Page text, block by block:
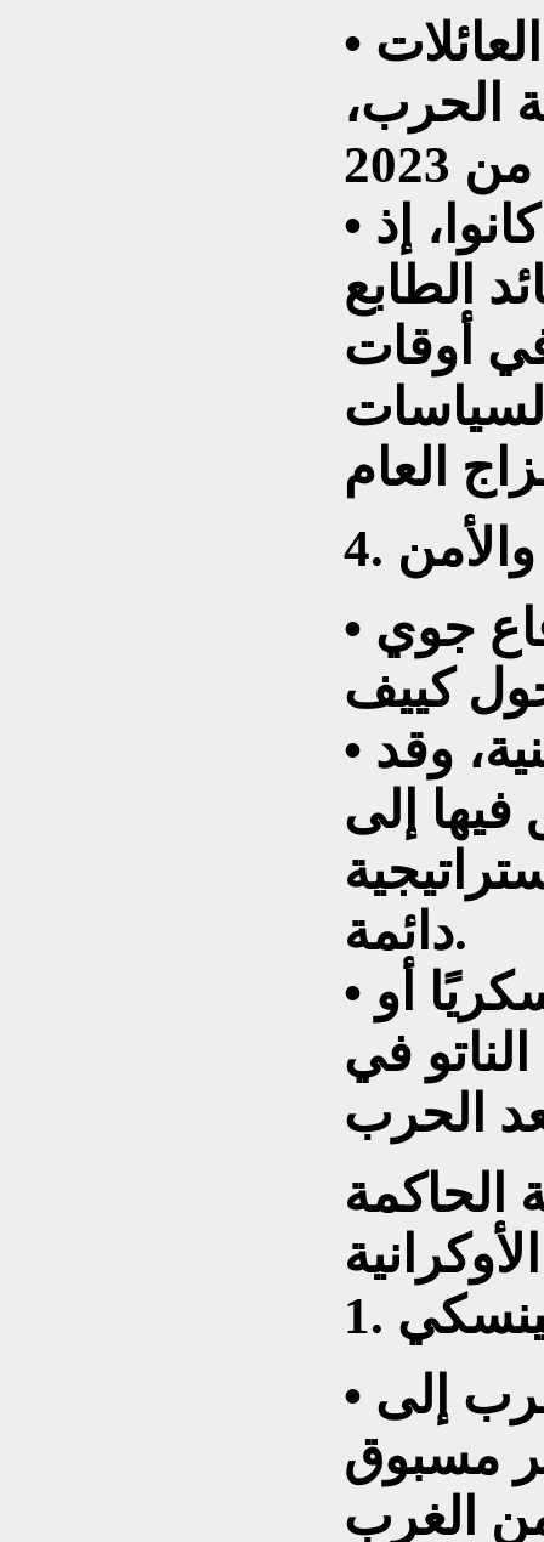
• عادت إلى كييف ملايين العائلات
الحرب،
• لكن سكانها لن يعودوا كما كانوا، إذ
الطابع
أوقات
• سيستمر وجود أنظمة دفاع جوي
• سيتم تعزيز القدرات الأمنية، وقد
إلى
دائمة.
• ستشهد العاصمة تعاونًا عسكريًا أو
في
الحاكمة
الأوكرانية
• زيلينسكي تحوّل خلال الحرب إلى
مسبوق